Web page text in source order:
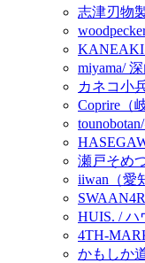
志津刃物
KANEAKI
miyama/
カネコ小
Coprire（
瀬戸そめ
iiwan（愛
HUIS. / ハ
4TH-
かもしか